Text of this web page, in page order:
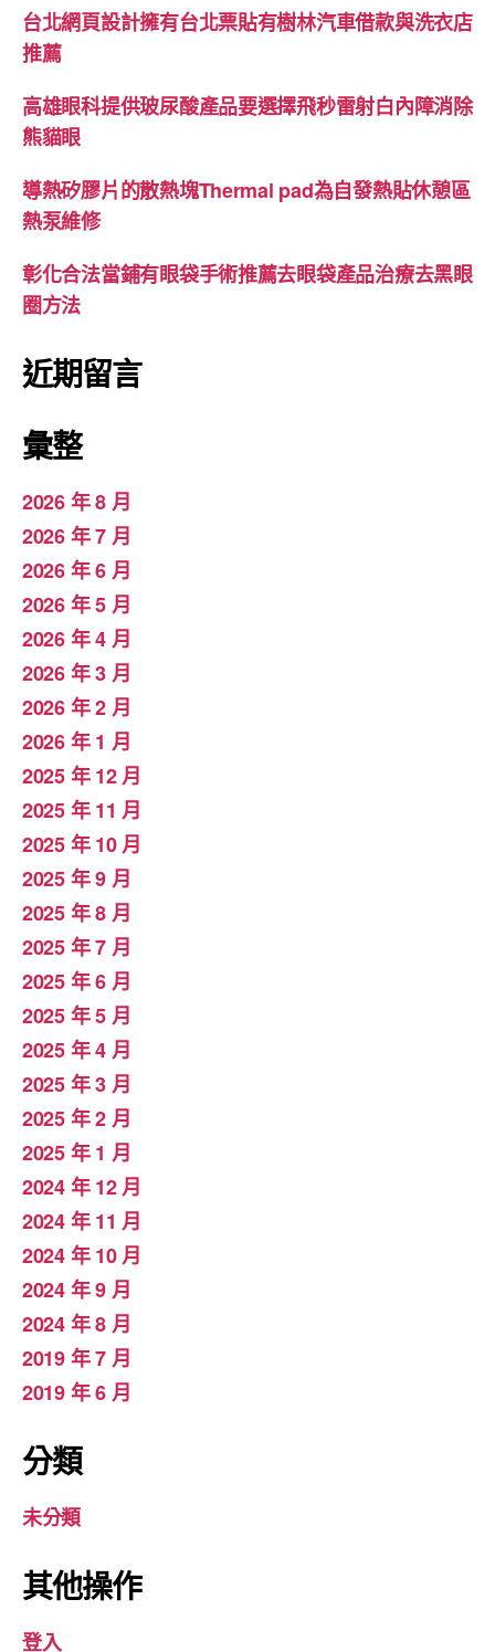
台北網頁設計擁有台北票貼有樹林汽車借款與洗衣店
推薦
高雄眼科提供玻尿酸產品要選擇飛秒雷射白內障消除
熊貓眼
導熱矽膠片的散熱塊Thermal pad為自發熱貼休憩區
熱泵維修
彰化合法當鋪有眼袋手術推薦去眼袋產品治療去黑眼
圈方法
近期留言
彙整
2026 年 8 月
2026 年 7 月
2026 年 6 月
2026 年 5 月
2026 年 4 月
2026 年 3 月
2026 年 2 月
2026 年 1 月
2025 年 12 月
2025 年 11 月
2025 年 10 月
2025 年 9 月
2025 年 8 月
2025 年 7 月
2025 年 6 月
2025 年 5 月
2025 年 4 月
2025 年 3 月
2025 年 2 月
2025 年 1 月
2024 年 12 月
2024 年 11 月
2024 年 10 月
2024 年 9 月
2024 年 8 月
2019 年 7 月
2019 年 6 月
分類
未分類
其他操作
登入